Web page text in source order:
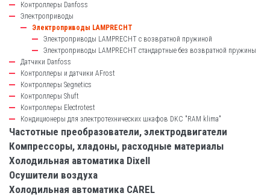
Контроллеры Danfoss
Электроприводы
Электроприводы LAMPRECHT
Электроприводы LAMPRECHT с возвратной пружиной
Электроприводы LAMPRECHT стандартные без возвратной пружины
Датчики Danfoss
Контроллеры и датчики AFrost
Контроллеры Segnetics
Контроллеры Shuft
Контроллеры Electrotest
Кондиционеры для электротехнических шкафов DKC "RAM klima"
Частотные преобразователи, электродвигатели
Компрессоры, хладоны, расходные материалы
Холодильная автоматика Dixell
Осушители воздуха
Холодильная автоматика CAREL